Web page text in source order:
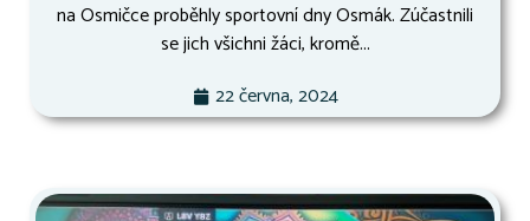
na Osmičce proběhly sportovní dny Osmák. Zúčastnili
se jich všichni žáci, kromě...
22 června, 2024